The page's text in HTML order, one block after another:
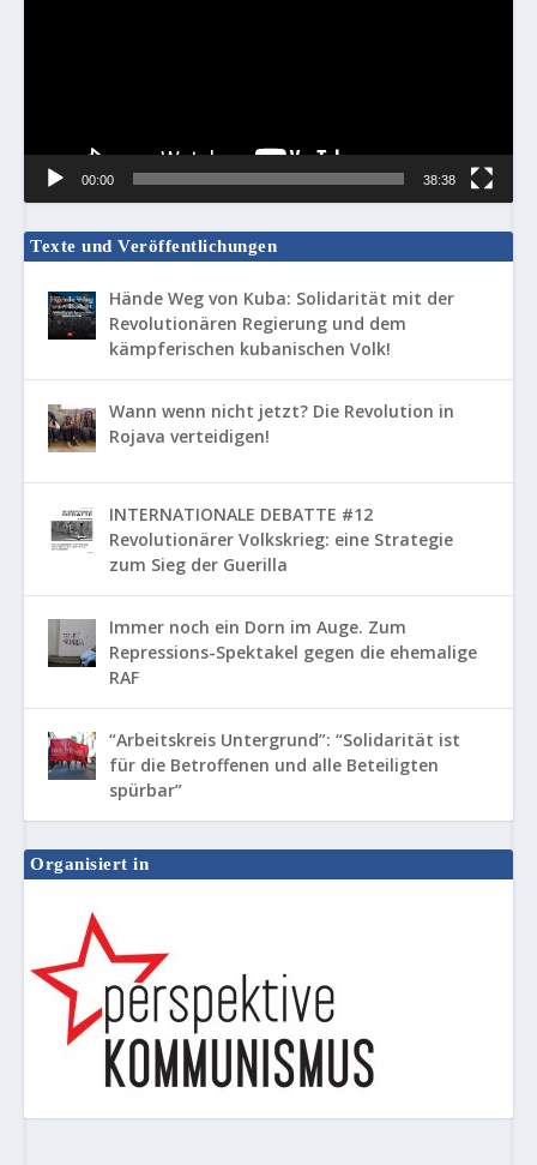
00:00 38:38
Texte und Veröffentlichungen
Hände Weg von Kuba: Solidarität mit der
Revolutionären Regierung und dem
kämpferischen kubanischen Volk!
Wann wenn nicht jetzt? Die Revolution in
Rojava verteidigen!
INTERNATIONALE DEBATTE #12
Revolutionärer Volkskrieg: eine Strategie
zum Sieg der Guerilla
Immer noch ein Dorn im Auge. Zum
Repressions-Spektakel gegen die ehemalige
RAF
“Arbeitskreis Untergrund”: “Solidarität ist
für die Betroffenen und alle Beteiligten
spürbar”
Organisiert in